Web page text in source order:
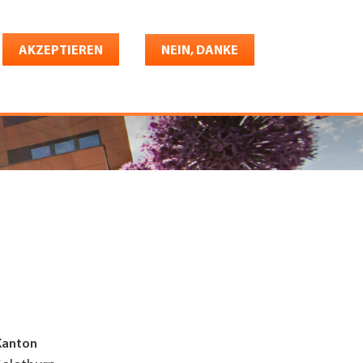
AKZEPTIEREN NEIN, DANKE
Shop Konto Deutsch